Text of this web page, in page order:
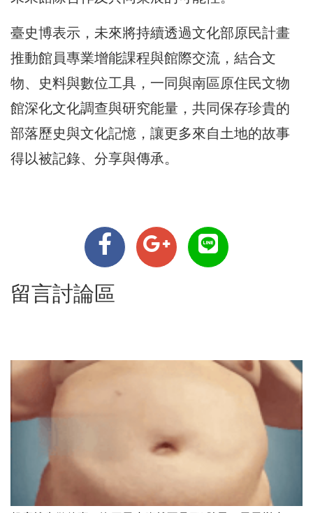
臺史博表示，未來將持續透過文化部原民計畫
推動館員專業增能課程與館際交流，結合文
物、史料與數位工具，一同與南區原住民文物
館深化文化調查與研究能量，共同保存珍貴的
部落歷史與文化記憶，讓更多來自土地的故事
得以被記錄、分享與傳承。
留言討論區